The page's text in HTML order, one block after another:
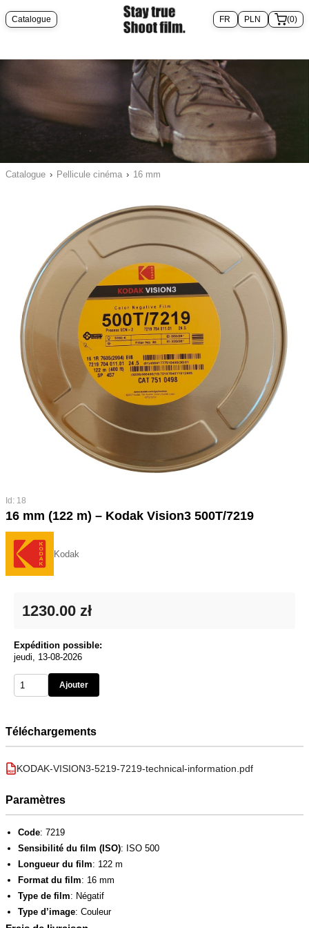
Catalogue (0)
Catalogue › Pellicule cinéma › 16 mm
Id: 18
16 mm (122 m) – Kodak Vision3 500T/7219
Kodak
1230.00 zł
Expédition possible:
jeudi, 13-08-2026
Ajouter
Téléchargements
PDF KODAK-VISION3-5219-7219-technical-information.pdf
Paramètres
Code: 7219
Sensibilité du film (ISO): ISO 500
Longueur du film: 122 m
Format du film: 16 mm
Type de film: Négatif
Type d’image: Couleur